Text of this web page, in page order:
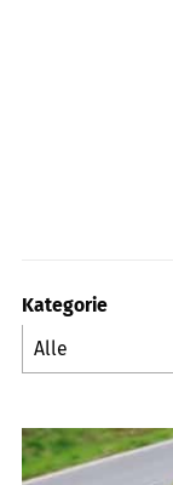
Kategorie